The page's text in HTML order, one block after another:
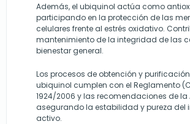
Además, el ubiquinol actúa como
participando en la protección de las
celulares frente al estrés oxidativo.
mantenimiento de la integridad de las
bienestar general.
Los procesos de obtención y
ubiquinol cumplen con el Reglamento
1924/2006 y las recomendaciones de la
asegurando la estabilidad y pureza del
activo.